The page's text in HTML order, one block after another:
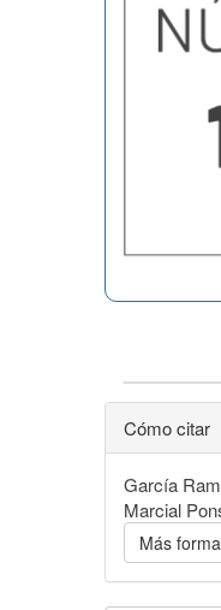
Cómo citar
García
Marcial
Más